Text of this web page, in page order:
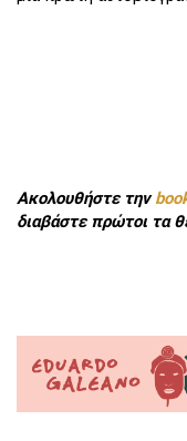
Ακολουθήστε την
διαβάστε πρώτοι τα